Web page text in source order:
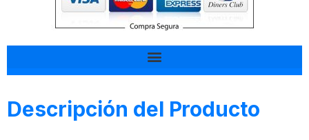
Descripción del Producto